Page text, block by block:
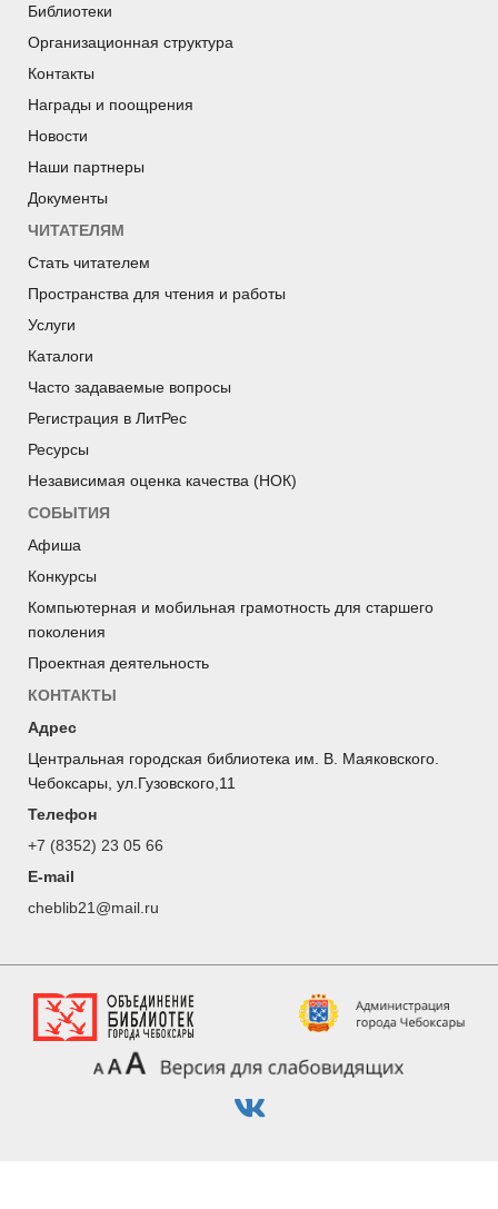
Библиотеки
Организационная структура
Контакты
Награды и поощрения
Новости
Наши партнеры
Документы
ЧИТАТЕЛЯМ
Стать читателем
Пространства для чтения и работы
Услуги
Каталоги
Часто задаваемые вопросы
Регистрация в ЛитРес
Ресурсы
Независимая оценка качества (НОК)
СОБЫТИЯ
Афиша
Конкурсы
Компьютерная и мобильная грамотность для старшего
поколения
Проектная деятельность
КОНТАКТЫ
Адрес
Центральная городская библиотека им. В. Маяковского.
Чебоксары, ул.Гузовского,11
Телефон
+7 (8352) 23 05 66
E-mail
cheblib21@mail.ru